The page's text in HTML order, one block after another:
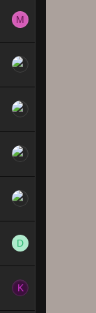
M
D
K